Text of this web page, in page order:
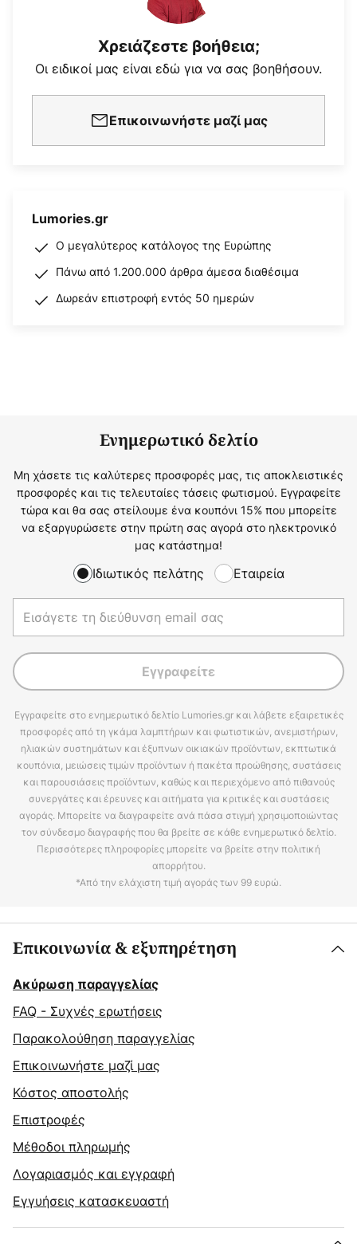
Χρειάζεστε βοήθεια;
Οι ειδικοί μας είναι εδώ για να σας βοηθήσουν.
Επικοινωνήστε μαζί μας
Lumories.gr
Ο μεγαλύτερος κατάλογος της Ευρώπης
Πάνω από 1.200.000 άρθρα άμεσα διαθέσιμα
Δωρεάν επιστροφή εντός 50 ημερών
Ενημερωτικό δελτίο
Μη χάσετε τις καλύτερες προσφορές μας, τις αποκλειστικές
προσφορές και τις τελευταίες τάσεις φωτισμού. Εγγραφείτε
τώρα και θα σας στείλουμε ένα κουπόνι 15% που μπορείτε
να εξαργυρώσετε στην πρώτη σας αγορά στο ηλεκτρονικό
μας κατάστημα!
Ιδιωτικός πελάτης Εταιρεία
Εγγραφείτε
Εγγραφείτε στο ενημερωτικό δελτίο Lumories.gr και λάβετε εξαιρετικές
προσφορές από τη γκάμα λαμπτήρων και φωτιστικών, ανεμιστήρων,
ηλιακών συστημάτων και έξυπνων οικιακών προϊόντων, εκπτωτικά
κουπόνια, μειώσεις τιμών προϊόντων ή πακέτα προώθησης, συστάσεις
και παρουσιάσεις προϊόντων, καθώς και περιεχόμενο από πιθανούς
συνεργάτες και έρευνες και αιτήματα για κριτικές και συστάσεις
αγοράς. Μπορείτε να διαγραφείτε ανά πάσα στιγμή χρησιμοποιώντας
τον σύνδεσμο διαγραφής που θα βρείτε σε κάθε ενημερωτικό δελτίο.
Περισσότερες πληροφορίες μπορείτε να βρείτε στην πολιτική
απορρήτου.
*Από την ελάχιστη τιμή αγοράς των 99 ευρώ.
Επικοινωνία & εξυπηρέτηση
Ακύρωση παραγγελίας
FAQ - Συχνές ερωτήσεις
Παρακολούθηση παραγγελίας
Επικοινωνήστε μαζί μας
Κόστος αποστολής
Επιστροφές
Μέθοδοι πληρωμής
Λογαριασμός και εγγραφή
Εγγυήσεις κατασκευαστή